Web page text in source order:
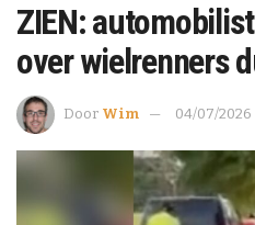
ZIEN:
over wielrenners
Door Wim 04/07/2026